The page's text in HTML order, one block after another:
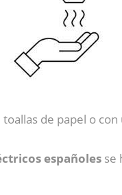
de papel o con
españoles se